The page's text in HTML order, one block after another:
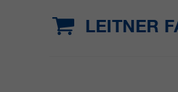
LEITNER